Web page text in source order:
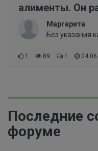
алименты. Он
Маргарита
Без указания
1 89 1
Последние
форуме